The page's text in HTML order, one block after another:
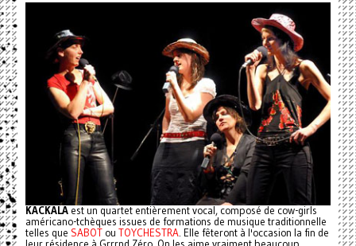
KACKALAest un quartet entièrement vocal, composé de cow-girls
américano-tchèques issues de formations de musique traditionnelle
telles que SABOTou TOYCHESTRA. Elle fêteront à l'occasion la fin de